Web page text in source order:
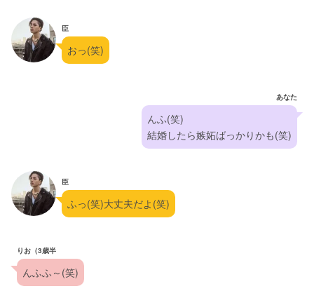
臣
おっ(笑)
あなた
んふ(笑)
結婚したら嫉妬ばっかりかも(笑)
臣
ふっ(笑)大丈夫だよ(笑)
りお（3歳半
んふふ～(笑)